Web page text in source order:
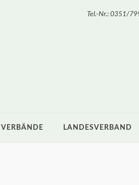
Tel.-Nr.: 0351/
VERBÄNDE LANDESVERBAND